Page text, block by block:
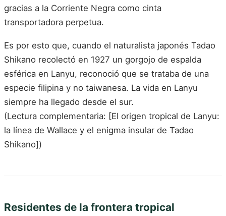
gracias a la Corriente Negra como cinta
transportadora perpetua.
Es por esto que, cuando el naturalista japonés Tadao
Shikano recolectó en 1927 un gorgojo de espalda
esférica en Lanyu, reconoció que se trataba de una
especie filipina y no taiwanesa. La vida en Lanyu
siempre ha llegado desde el sur.
(Lectura complementaria: [El origen tropical de Lanyu:
la línea de Wallace y el enigma insular de Tadao
Shikano])
Residentes de la frontera tropical